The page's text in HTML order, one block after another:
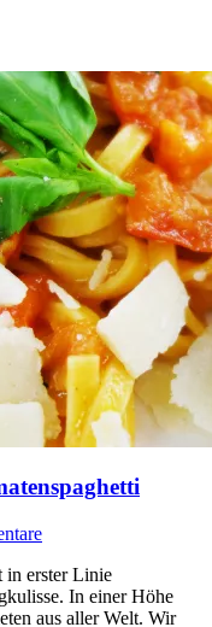
in erster Linie
In einer Höhe
aus aller Welt. Wir